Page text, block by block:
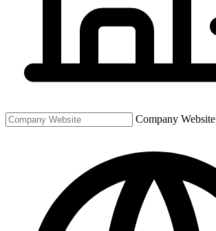
Company Website